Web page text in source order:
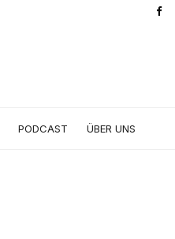
PODCAST ÜBER UNS